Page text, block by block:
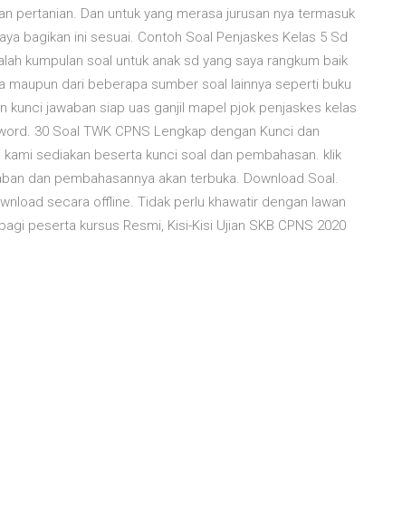
pertanian. Dan untuk yang merasa jurusan nya termasuk
bagikan ini sesuai. Contoh Soal Penjaskes Kelas 5 Sd
kumpulan soal untuk anak sd yang saya rangkum baik
maupun dari beberapa sumber soal lainnya seperti buku
jawaban siap uas ganjil mapel pjok penjaskes kelas
30 Soal TWK CPNS Lengkap dengan Kunci dan
kami sediakan beserta kunci soal dan pembahasan. klik
dan pembahasannya akan terbuka. Download Soal.
secara offline. Tidak perlu khawatir dengan lawan
peserta kursus Resmi, Kisi-Kisi Ujian SKB CPNS 2020